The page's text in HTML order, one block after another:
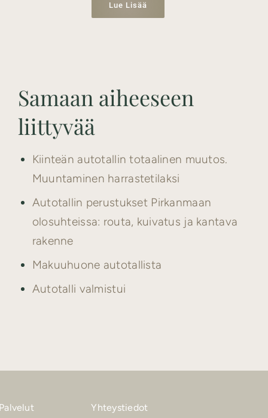
Lue Lisää
Samaan aiheeseen
liittyvää
Kiinteän autotallin totaalinen muutos.
Muuntaminen harrastetilaksi
Autotallin perustukset Pirkanmaan
olosuhteissa: routa, kuivatus ja kantava
rakenne
Makuuhuone autotallista
Autotalli valmistui
Yhteystiedot